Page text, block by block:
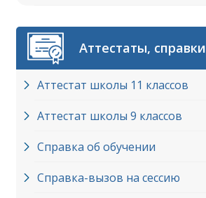
Аттестаты, справки
Аттестат школы 11 классов
Аттестат школы 9 классов
Справка об обучении
Справка-вызов на сессию